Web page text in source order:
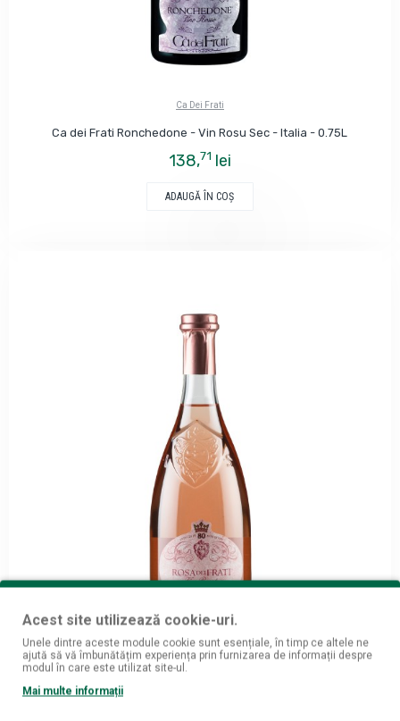
Ca Dei Frati
Ca dei Frati Ronchedone - Vin Rosu Sec - Italia - 0.75L
138,71 lei
ADAUGĂ ÎN COŞ
Ca Dei Frati
Ca dei Frati Rosa dei Frati Vino Rosato DOC - Vin Rose Sec -
Acest site utilizează cookie-uri.
Unele dintre aceste module cookie sunt esențiale, în timp ce altele ne
ajută să vă îmbunătățim experiența prin furnizarea de informații despre
modul în care este utilizat site-ul.
Mai multe informații